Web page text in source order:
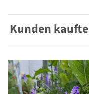
Kunden